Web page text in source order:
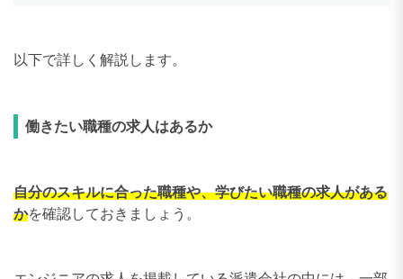
以下で詳しく解説します。
働きたい職種の求人はあるか
自分のスキルに合った職種や、学びたい職種の求人がある
かを確認しておきましょう。